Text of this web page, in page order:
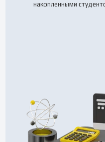
накопленными